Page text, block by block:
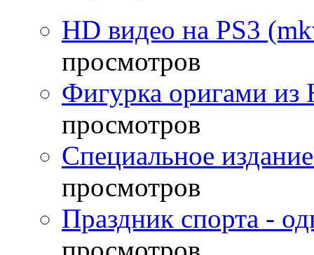
HD видео на PS3
просмотров
Фигурка оригами из
просмотров
Специальное
просмотров
Праздник спорта -